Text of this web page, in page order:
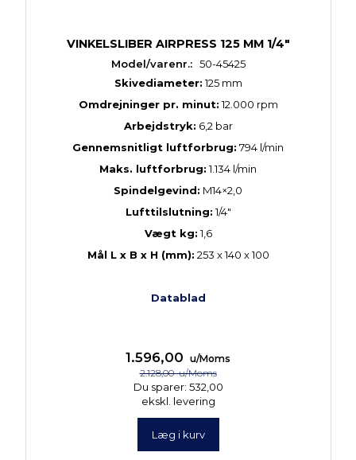
VINKELSLIBER AIRPRESS 125 MM 1/4"
Model/varenr.: 50-45425
Skivediameter:125 mm
Omdrejninger pr. minut:12.000 rpm
Arbejdstryk: 6,2 bar
Gennemsnitligt luftforbrug: 794 l/min
Maks. luftforbrug:1.134 l/min
Spindelgevind: M14×2,0
Lufttilslutning:1/4"
Vægt kg:1,6
Mål L x B x H (mm): 253 x 140 x 100
Datablad
1.596,00
u/Moms
2.128,00u/Moms
Du sparer: 532,00
ekskl. levering
Læg i kurv